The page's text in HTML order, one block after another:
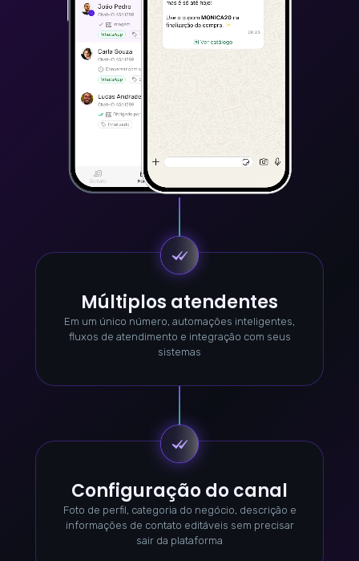
Múltiplos atendentes
Em um único número, automações inteligentes,
fluxos de atendimento e integração com seus
sistemas
Configuração do canal
Foto de perfil, categoria do negócio, descrição e
informações de contato editáveis sem precisar
sair da plataforma